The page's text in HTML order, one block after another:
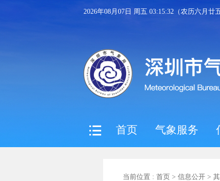
2026年08月07日 周五 03:15:33（农历六月廿
首页 气象服务
当前位置 : 首页 > 信息公开 >